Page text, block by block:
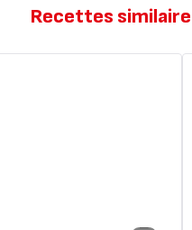
Recettes